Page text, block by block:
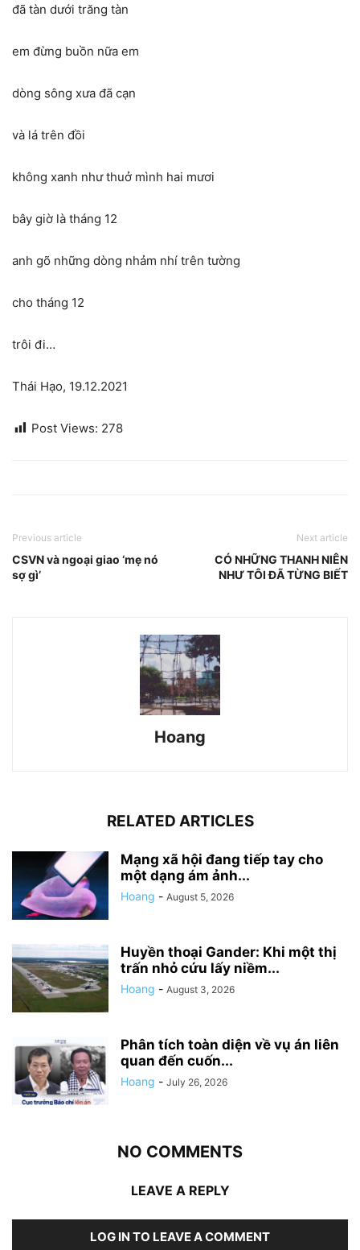
đã tàn dưới trăng tàn
em đừng buồn nữa em
dòng sông xưa đã cạn
và lá trên đồi
không xanh như thuở mình hai mươi
bây giờ là tháng 12
anh gõ những dòng nhảm nhí trên tường
cho tháng 12
trôi đi…
Thái Hạo, 19.12.2021
Post Views: 278
Previous article
CSVN và ngoại giao ‘mẹ nó
sợ gì’
Next article
CÓ NHỮNG THANH NIÊN
NHƯ TÔI ĐÃ TỪNG BIẾT
Hoang
RELATED ARTICLES
Mạng xã hội đang tiếp tay cho
một dạng ám ảnh...
Hoang - August 5, 2026
Huyền thoại Gander: Khi một thị
trấn nhỏ cứu lấy niềm...
Hoang - August 3, 2026
Phân tích toàn diện về vụ án liên
quan đến cuốn...
Hoang - July 26, 2026
NO COMMENTS
LEAVE A REPLY
LOG IN TO LEAVE A COMMENT